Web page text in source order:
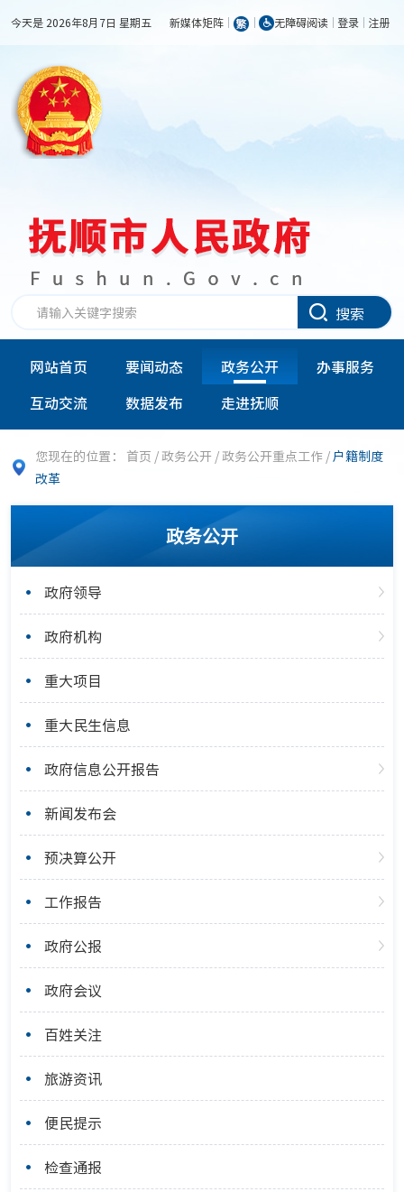
今天是 2026年8月7日 星期五 新媒体矩阵 无障碍阅读 登录 注册
搜索
网站首页 要闻动态 政务公开
办事服务
互动交流
数据发布 走进抚顺
您现在的位置： 首页 /政务公开 /政务公开重点工作 /户籍制度
改革
政务公开
政府领导
政府机构
重大项目
重大民生信息
政府信息公开报告
新闻发布会
预决算公开
工作报告
政府公报
政府会议
百姓关注
旅游资讯
便民提示
检查通报